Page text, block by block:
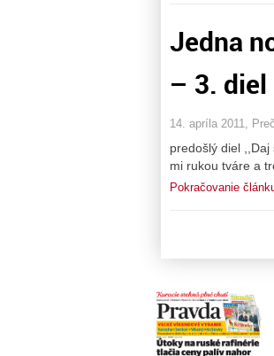
Jedna
– 3. diel
14. apríla 2011,
predošlý diel
mi rukou tváre a
Pokračovanie